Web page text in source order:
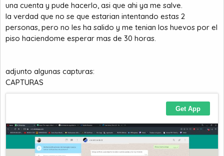
una cuenta y pude hacerlo, asi que ahi ya me salve.
la verdad que no se que estarian intentando estas 2
personas, pero no les ha salido y me tenian los huevos por el
piso haciendome esperar mas de 30 horas.
adjunto algunas capturas:
CAPTURAS